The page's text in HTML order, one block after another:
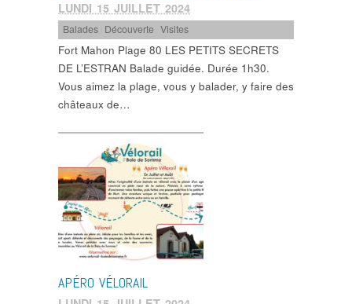
LUNDI 15 JUILLET 2024
Balades Découverte ,Visites
Fort Mahon Plage 80 LES PETITS SECRETS
DE L’ESTRAN Balade guidée. Durée 1h30.
Vous aimez la plage, vous y balader, y faire des
châteaux de…
APÉRO VÉLORAIL